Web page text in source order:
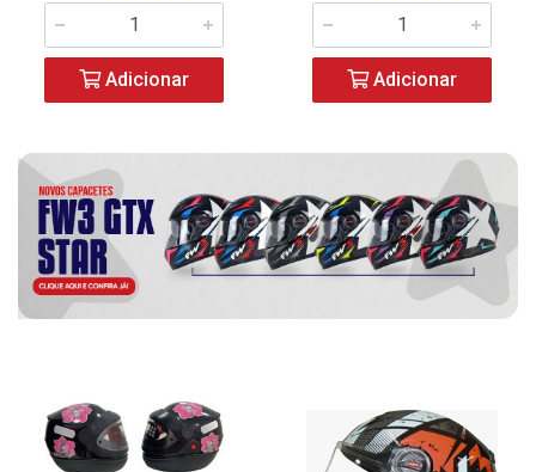
Adicionar Adicionar